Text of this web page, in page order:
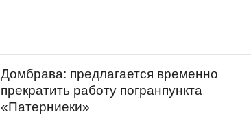
Домбрава: предлагается временно
прекратить работу погранпункта
«Патерниеки»